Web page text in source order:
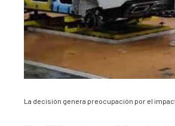
La decisión genera preocupación por el